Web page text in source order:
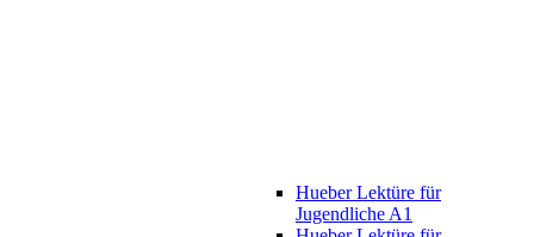
Hueber Lektüre für
Jugendliche A1